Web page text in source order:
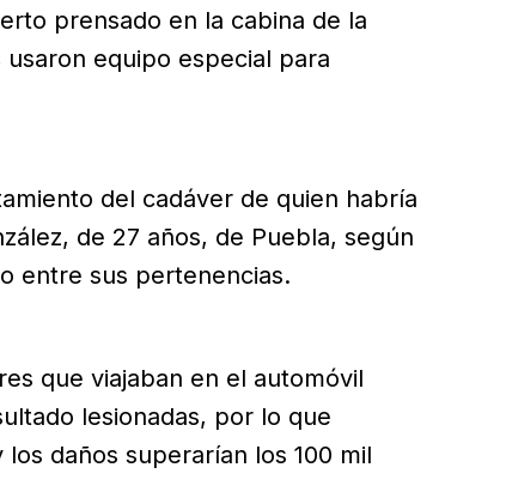
prensado en la cabina de la
equipo especial para
del cadáver de quien habría
de 27 años, de Puebla, según
entre sus pertenencias.
que viajaban en el automóvil
lesionadas, por lo que
daños superarían los 100 mil